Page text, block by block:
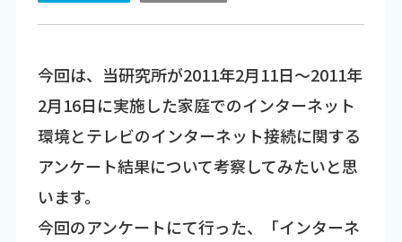
今回は、当研究所が2011年2月11日～2011年
2月16日に実施した家庭でのインターネット
環境とテレビのインターネット接続に関する
アンケート結果について考察してみたいと思
います。
今回のアンケートにて行った、「インターネ